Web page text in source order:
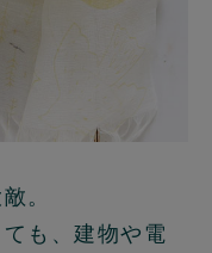
。
も、建物や電